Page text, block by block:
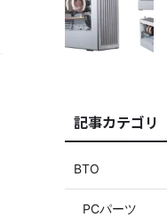
記事カテゴリ
BTO
PCパーツ